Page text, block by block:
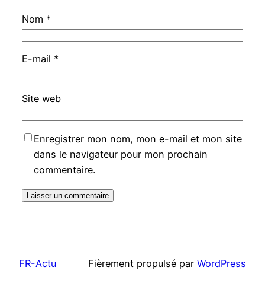
Nom *
E-mail *
Site web
Enregistrer mon nom, mon e-mail et mon site
dans le navigateur pour mon prochain
commentaire.
FR-Actu Fièrement propulsé par WordPress